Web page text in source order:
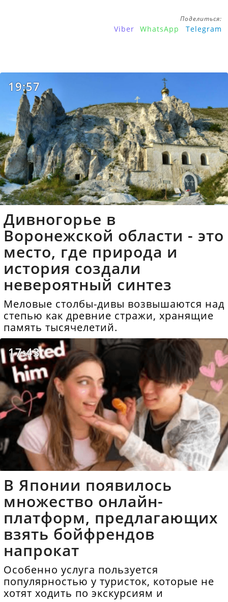
Поделиться:
Viber WhatsApp Telegram
19:57
Дивногорье в
Воронежской области - это
место, где природа и
история создали
невероятный синтез
Меловые столбы-дивы возвышаются над
степью как древние стражи, хранящие
память тысячелетий.
17:43
В Японии появилось
множество онлайн-
платформ, предлагающих
взять бойфрендов
напрокат
Особенно услуга пользуется
популярностью у туристок, которые не
хотят ходить по экскурсиям и